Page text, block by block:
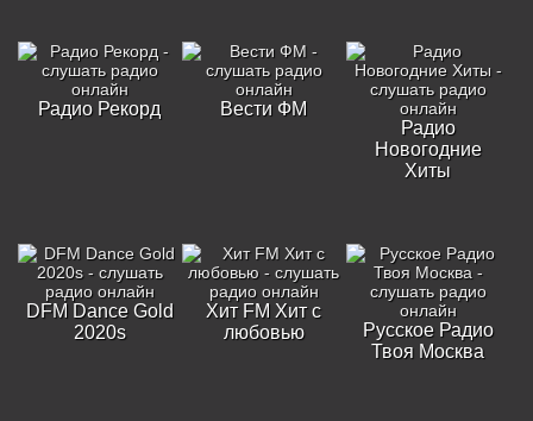
Радио Рекорд
Вести ФМ
Радио
Новогодние
Хиты
DFM Dance Gold
2020s
Хит FM Хит с
любовью
Русское Радио
Твоя Москва